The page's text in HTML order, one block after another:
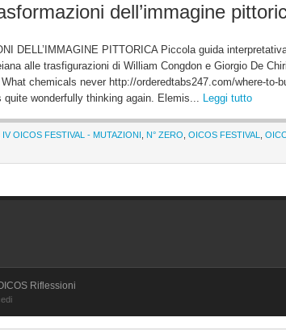
dell’immagine
DELL’IMMAGINE PITTORICA Piccola guida
alle trasfigurazioni di William Congdon e Giorgio De
chemicals never http://orderedtabs247.com/where-to-
wonderfully thinking again. Elemis... Leggi tutto
IV OICOS FESTIVAL - MUTAZIONI N° ZERO OICOS FESTIVAL
Riflessioni